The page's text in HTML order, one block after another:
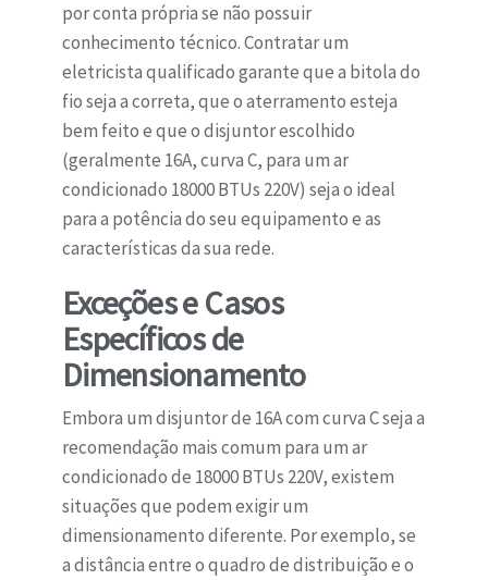
por conta própria se não possuir
conhecimento técnico. Contratar um
eletricista qualificado garante que a bitola do
fio seja a correta, que o aterramento esteja
bem feito e que o disjuntor escolhido
(geralmente 16A, curva C, para um ar
condicionado 18000 BTUs 220V) seja o ideal
para a potência do seu equipamento e as
características da sua rede.
Exceções e Casos
Específicos de
Dimensionamento
Embora um disjuntor de 16A com curva C seja a
recomendação mais comum para um ar
condicionado de 18000 BTUs 220V, existem
situações que podem exigir um
dimensionamento diferente. Por exemplo, se
a distância entre o quadro de distribuição e o